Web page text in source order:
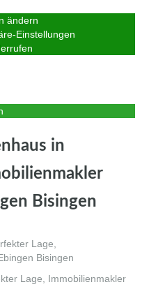
ändern
Einstellungen
in
Bisingen
Lage, Immobilienmakler